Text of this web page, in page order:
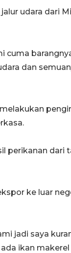
udara dari
cuma
dan
perikanan dari
ke luar
jadi saya
ikan